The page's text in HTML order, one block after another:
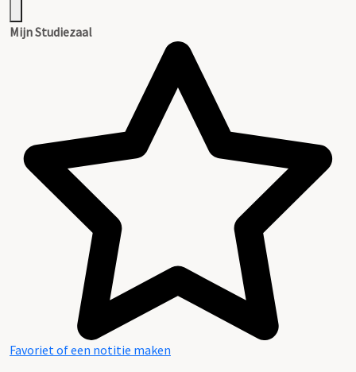
Mijn Studiezaal
Favoriet of een notitie maken